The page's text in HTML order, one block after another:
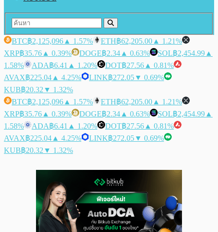
BTC฿2,125,096 ▲ 1.57% ETH฿62,205.00 ▲ 1.21%
XRP฿35.76 ▲ 0.39% DOGE฿2.34 ▲ 0.63% SOL฿2,454.99 ▲
1.58%
ADA฿6.41 ▲ 1.20% DOT฿27.56 ▲ 0.81%
AVAX฿225.04 ▲ 4.25% LINK฿272.05▼ 0.69%
KUB฿20.32 ▼ 1.32%
BTC฿2,125,096 ▲ 1.57% ETH฿62,205.00 ▲ 1.21%
XRP฿35.76 ▲ 0.39% DOGE฿2.34 ▲ 0.63% SOL฿2,454.99 ▲
1.58%
ADA฿6.41 ▲ 1.20% DOT฿27.56 ▲ 0.81%
AVAX฿225.04 ▲ 4.25% LINK฿272.05▼ 0.69%
KUB฿20.32 ▼ 1.32%